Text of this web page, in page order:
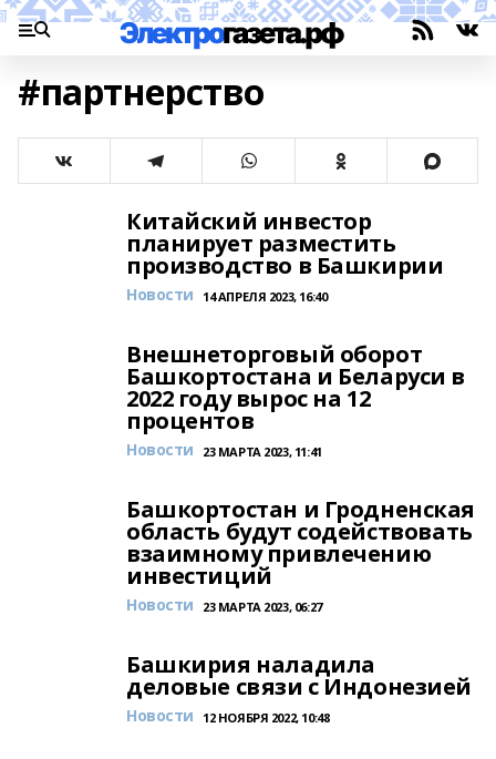
#партнерство
Китайский инвестор
планирует разместить
производство в Башкирии
Новости 14 АПРЕЛЯ 2023, 16:40
Внешнеторговый оборот
Башкортостана и Беларуси в
2022 году вырос на 12
процентов
Новости 23 МАРТА 2023, 11:41
Башкортостан и Гродненская
область будут содействовать
взаимному привлечению
инвестиций
Новости 23 МАРТА 2023, 06:27
Башкирия наладила
деловые связи с Индонезией
Новости 12 НОЯБРЯ 2022, 10:48